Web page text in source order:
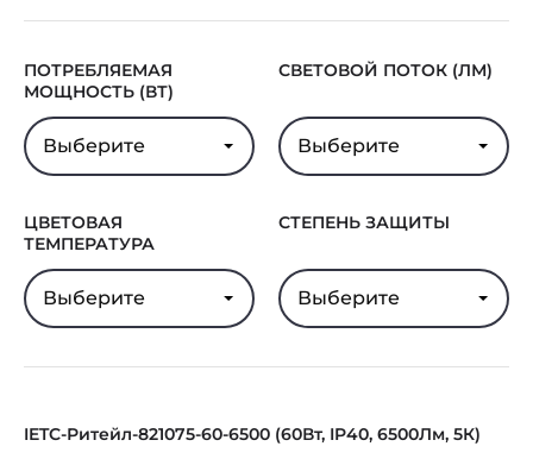
ПОТРЕБЛЯЕМАЯ
МОЩНОСТЬ (ВТ)
Выберите
СВЕТОВОЙ ПОТОК (ЛМ)
Выберите
ЦВЕТОВАЯ
ТЕМПЕРАТУРА
Выберите
СТЕПЕНЬ ЗАЩИТЫ
Выберите
IETC-Ритейл-821075-60-6500 (60Вт, IP40, 6500Лм, 5К)